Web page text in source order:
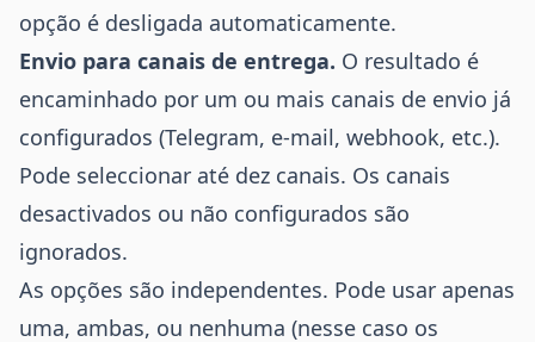
opção é desligada automaticamente.
Envio para canais de entrega. O resultado é
encaminhado por um ou mais canais de envio já
configurados (Telegram, e-mail, webhook, etc.).
Pode seleccionar até dez canais. Os canais
desactivados ou não configurados são
ignorados.
As opções são independentes. Pode usar apenas
uma, ambas, ou nenhuma (nesse caso os